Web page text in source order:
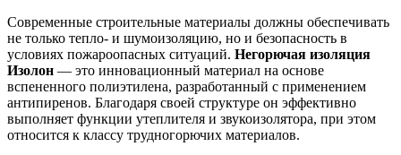
Современные строительные материалы должны обеспечивать
не только тепло- и шумоизоляцию, но и безопасность в
условиях пожароопасных ситуаций. Негорючая изоляция
Изолон — это инновационный материал на основе
вспененного полиэтилена, разработанный с применением
антипиренов. Благодаря своей структуре он эффективно
выполняет функции утеплителя и звукоизолятора, при этом
относится к классу трудногорючих материалов.